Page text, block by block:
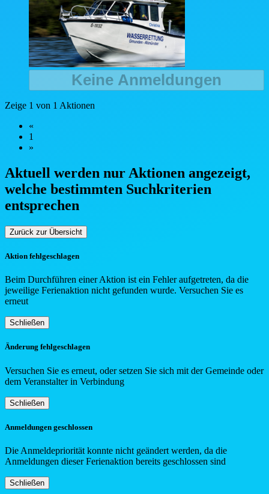
Keine Anmeldungen
Zeige 1 von 1 Aktionen
«
1
»
Aktuell werden nur Aktionen angezeigt,
welche bestimmten Suchkriterien
entsprechen
Zurück zur Übersicht
Aktion fehlgeschlagen
Beim Durchführen einer Aktion ist ein Fehler aufgetreten, da die
jeweilige Ferienaktion nicht gefunden wurde. Versuchen Sie es
erneut
Schließen
Änderung fehlgeschlagen
Versuchen Sie es erneut, oder setzen Sie sich mit der Gemeinde oder
dem Veranstalter in Verbindung
Schließen
Anmeldungen geschlossen
Die Anmeldepriorität konnte nicht geändert werden, da die
Anmeldungen dieser Ferienaktion bereits geschlossen sind
Schließen